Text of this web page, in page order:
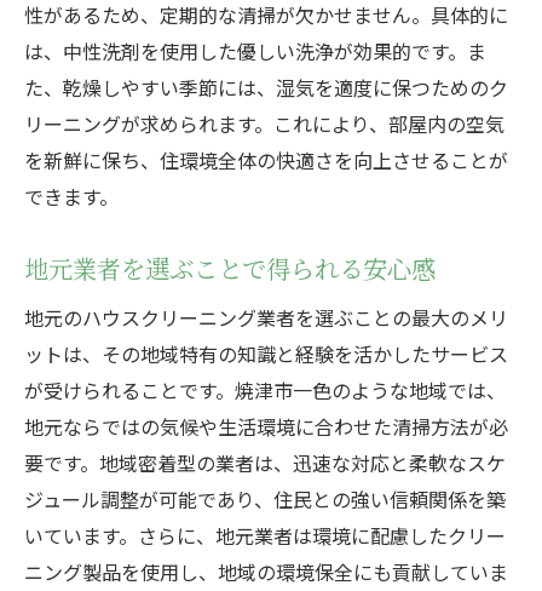
性があるため、定期的な清掃が欠かせません。具体的に
は、中性洗剤を使用した優しい洗浄が効果的です。ま
た、乾燥しやすい季節には、湿気を適度に保つためのク
リーニングが求められます。これにより、部屋内の空気
を新鮮に保ち、住環境全体の快適さを向上させることが
できます。
地元業者を選ぶことで得られる安心感
地元のハウスクリーニング業者を選ぶことの最大のメリ
ットは、その地域特有の知識と経験を活かしたサービス
が受けられることです。焼津市一色のような地域では、
地元ならではの気候や生活環境に合わせた清掃方法が必
要です。地域密着型の業者は、迅速な対応と柔軟なスケ
ジュール調整が可能であり、住民との強い信頼関係を築
いています。さらに、地元業者は環境に配慮したクリー
ニング製品を使用し、地域の環境保全にも貢献していま